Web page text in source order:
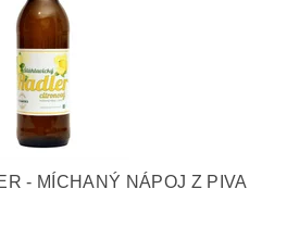
- MÍCHANÝ NÁPOJ Z PIVA